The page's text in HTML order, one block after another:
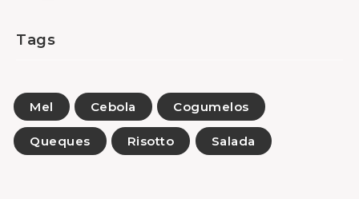
Tags
Mel Cebola Cogumelos
Queques Risotto Salada